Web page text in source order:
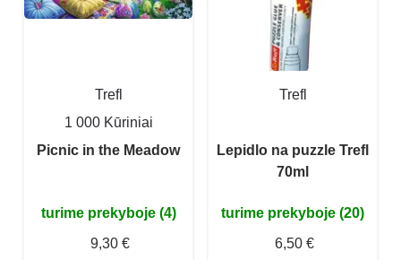
Trefl
1 000 Kūriniai
Picnic in the Meadow
turime prekyboje (4)
9,30 €
Trefl
Lepidlo na puzzle Trefl
70ml
turime prekyboje (20)
6,50 €